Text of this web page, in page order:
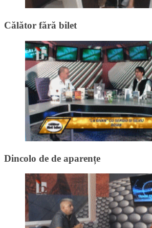
Călător fără bilet
Dincolo de de aparențe